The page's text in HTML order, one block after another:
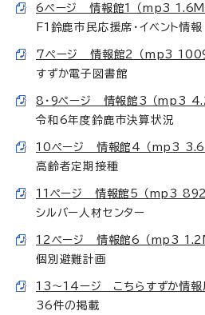
6ページ 情報館1 （mp3
F1鈴鹿市民応援席・イベント情報
7ページ 情報館2 （mp3
すずか電子図書館
8・9ページ 情報館3 （mp3
令和6年度鈴鹿市決算状況
10ページ 情報館4 （mp3
高齢者定期接種
11ページ 情報館5 （mp3
シルバー人材センター
12ページ 情報館6 （mp3
個別避難計画
13～14ージ こちらすずか情報
36件の掲載